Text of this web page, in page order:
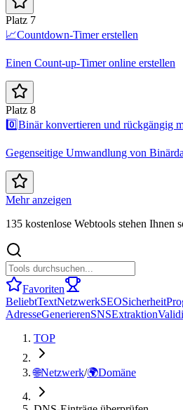
Platz 7
📈Countdown-Timer erstellen
Einen Count-up-Timer online erstellen
Platz 8
0️⃣Binär konvertieren und rückgängig
Gegenseitige Umwandlung von
Mehr anzeigen
135 kostenlose Webtools stehen Ihnen
Favoriten
BeliebtTextNetzwerkSEOSicherheit
AdresseGenerierenSNSExtraktion
TOP
🌐Netzwerk/🌍Domäne